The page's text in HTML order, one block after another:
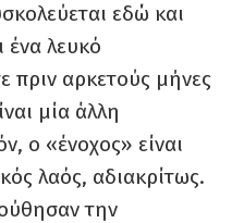
εδώ και
ένα λευκό
πριν αρκετούς μήνες
μία άλλη
ο «ένοχος» είναι
λαός, αδιακρίτως.
την